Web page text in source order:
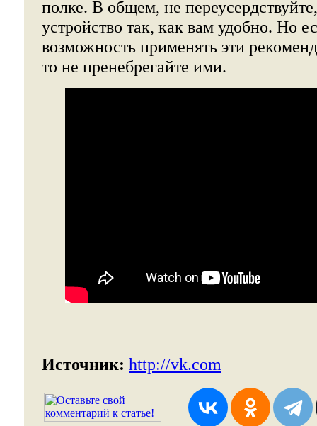
полке. В общем, не
устройство так, как вам удобно. Но
возможность применять эти
то не пренебрегайте ими.
Источник: http://vk.com